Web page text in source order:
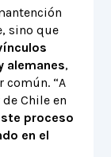
sino que
alemanes,
“A
Chile en
proceso
en el